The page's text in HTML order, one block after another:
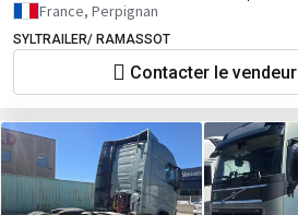
France, Perpignan
SYLTRAILER/ RAMASSOT
Contacter le vendeur